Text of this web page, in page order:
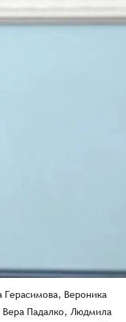
Вероника
Вера Падалко, Людмила